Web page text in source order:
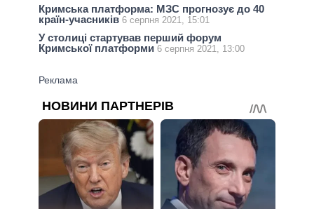
Кримська платформа: МЗС прогнозує до 40
країн-учасників 6 серпня 2021, 15:01
У столиці стартував перший форум
Кримської платформи 6 серпня 2021, 13:00